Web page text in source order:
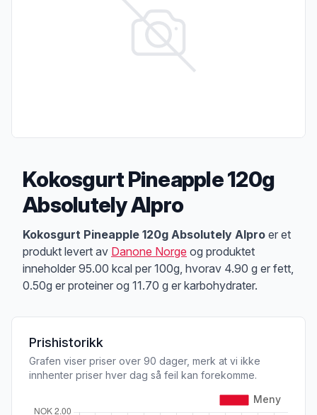
Kokosgurt Pineapple 120g
Absolutely Alpro
Produktbeskrivelse
Kokosgurt Pineapple 120g Absolutely Alpro er et
produkt levert av Danone Norge og produktet
inneholder 95.00 kcal per 100g, hvorav 4.90 g er fett,
0.50g er proteiner og 11.70 g er karbohydrater.
Prishistorikk
Grafen viser priser over 90 dager, merk at vi ikke
innhenter priser hver dag så feil kan forekomme.